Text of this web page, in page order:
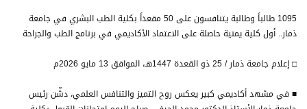
1095 طالباً وطالبة يتنافسون على 50 مقعداً بكلية الطب البشري في جامعة
ذمار.. أول كلية يمنية حاصلة على الاعتماد الأكاديمي في برنامج الطب والجراحة
□ إعلام جامعة ذمار / 25 ذو القعدة 1447هـ، الموافق 13 مايو 2026م
■ في مشهد أكاديمي كبير يعكس روح التميز والتنافس العلمي، دشّن رئيس